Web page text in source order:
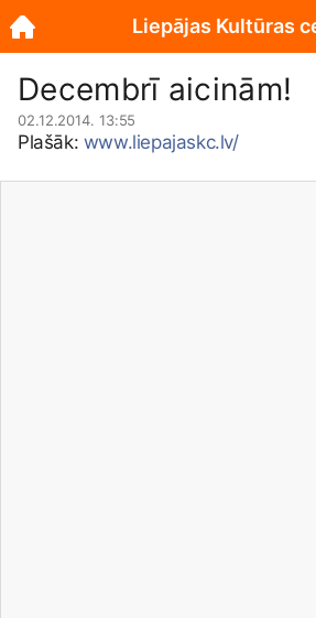
Decembrī aicinām!
02.12.2014. 13:55
Plašāk: www.liepajaskc.lv/
Liepājas Kultūras